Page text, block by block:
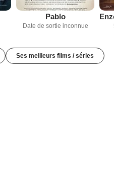
Pablo
Date de sortie inconnue
Ses meilleurs films / séries